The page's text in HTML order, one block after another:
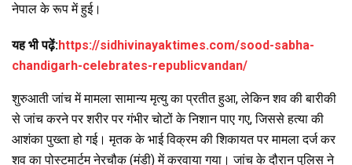
नेपाल के रूप में हुई।
यह भी पढ़ें:https://sidhivinayaktimes.com/sood-sabha-
chandigarh-celebrates-republicvandan/
शुरुआती जांच में मामला सामान्य मृत्यु का प्रतीत हुआ, लेकिन शव की बारीकी
से जांच करने पर शरीर पर गंभीर चोटों के निशान पाए गए, जिससे हत्या की
आशंका पुख्ता हो गई। मृतक के भाई विक्रम की शिकायत पर मामला दर्ज कर
शव का पोस्टमार्टम नेरचौक (मंडी) में करवाया गया। जांच के दौरान पुलिस ने